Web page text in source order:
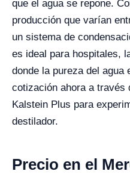
que el agua se repone.
producción que varían
un sistema de
es ideal para hospitales,
donde la pureza del
cotización ahora a través
Kalstein Plus para
destilador.
Precio en el